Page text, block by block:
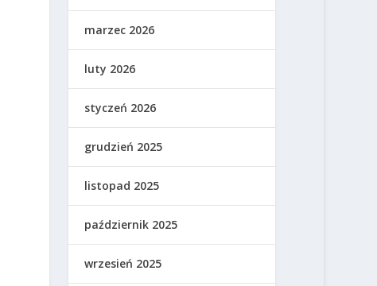
marzec 2026
luty 2026
styczeń 2026
grudzień 2025
listopad 2025
październik 2025
wrzesień 2025